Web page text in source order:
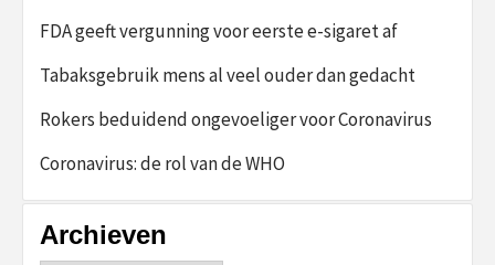
FDA geeft vergunning voor eerste e-sigaret af
Tabaksgebruik mens al veel ouder dan gedacht
Rokers beduidend ongevoeliger voor Coronavirus
Coronavirus: de rol van de WHO
Archieven